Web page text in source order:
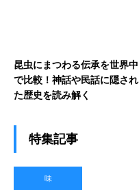
昆虫にまつわる伝承を世界中
で比較！神話や民話に隠され
た歴史を読み解く
特集記事
味